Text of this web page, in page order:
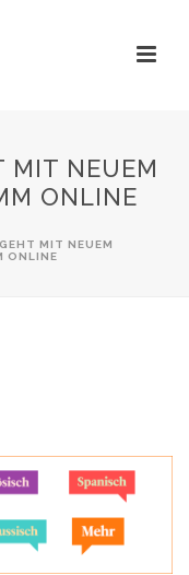
MIT NEUEM
ONLINE
MIT NEUEM
ONLINE